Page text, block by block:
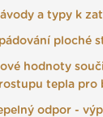
a typy k
ploché
hodnoty
tepla pro
odpor -